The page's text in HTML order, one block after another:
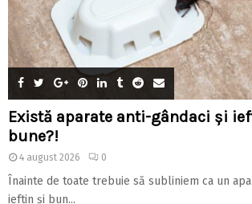
Există aparate anti-gândaci și
bune?!
4 august 2026 0
Înainte de toate trebuie să subliniem ca un
ieftin și bun...